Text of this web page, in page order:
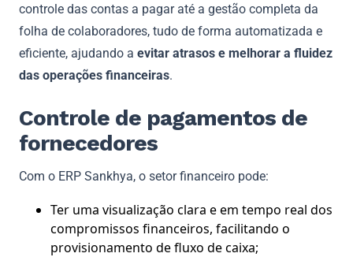
controle das contas a pagar até a gestão completa da
folha de colaboradores, tudo de forma automatizada e
eficiente, ajudando a evitar atrasos e melhorar a fluidez
das operações financeiras.
Controle de pagamentos de
fornecedores
Com o ERP Sankhya, o setor financeiro pode:
Ter uma visualização clara e em tempo real dos
compromissos financeiros, facilitando o
provisionamento de fluxo de caixa;